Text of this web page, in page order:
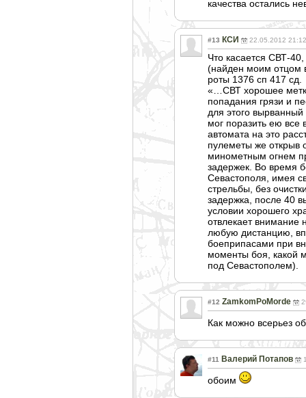
качества остались
#13 КСИ 22.05.2012 21:12
Что касается СВТ-
(найден моим отцом
роты 1376 сп 417 сд.
«…СВТ хорошее
попадания грязи и
для этого
мог поразить ею все
автомата на это
пулеметы же открыв
минометным огнем
задержек. Во время
Севастополя, имея
стрельбы, без
задержка, после 40
условии хорошего
отвлекает внимание
любую дистанцию,
боеприпасами при
моменты боя, какой
под Севастополем).
#12 ZamkomPoMorde
Как можно всерьез
#11 Валерий Потапов
обоим